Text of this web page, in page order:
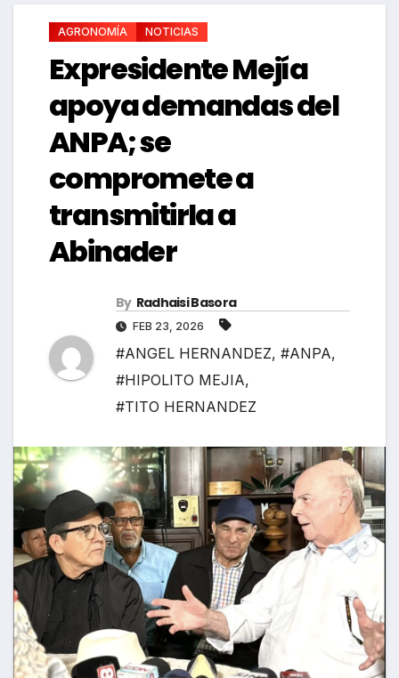
AGRONOMÍA NOTICIAS
Expresidente Mejía
apoya demandas del
ANPA; se
compromete a
transmitirla a
Abinader
By Radhaisi Basora
FEB 23, 2026
#ANGEL HERNANDEZ, #ANPA,
#HIPOLITO MEJIA,
#TITO HERNANDEZ